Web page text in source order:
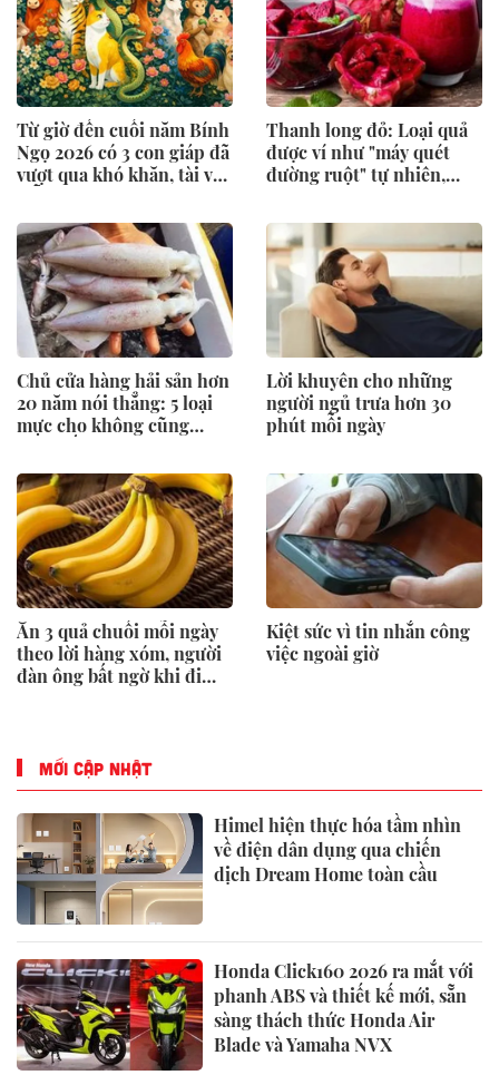
Từ giờ đến cuối năm Bính
Ngọ 2026 có 3 con giáp đã
vượt qua khó khăn, tài vận
Thanh long đỏ: Loại quả
được ví như "máy quét
đường ruột" tự nhiên,
hỗ trợ tiêu hóa
Chủ cửa hàng hải sản hơn
20 năm nói thẳng: 5 loại
mực cho không cũng
mới bỏ tiền mua
Lời khuyên cho những
người ngủ trưa hơn 30
phút mỗi ngày
Ăn 3 quả chuối mỗi ngày
theo lời hàng xóm, người
đàn ông bất ngờ khi đi
Kiệt sức vì tin nhắn công
việc ngoài giờ
MỚI CẬP NHẬT
Himel hiện thực hóa tầm nhìn
về điện dân dụng qua chiến
dịch Dream Home toàn cầu
Honda Click160 2026 ra mắt với
phanh ABS và thiết kế mới, sẵn
sàng thách thức Honda Air
Blade và Yamaha NVX